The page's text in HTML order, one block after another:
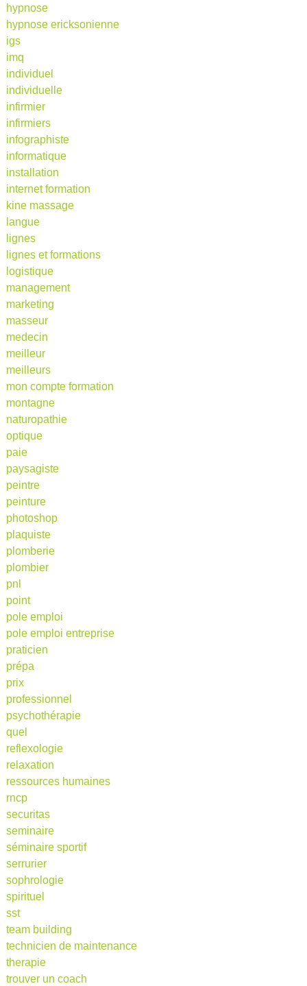
hypnose
hypnose ericksonienne
igs
imq
individuel
individuelle
infirmier
infirmiers
infographiste
informatique
installation
internet formation
kine massage
langue
lignes
lignes et formations
logistique
management
marketing
masseur
medecin
meilleur
meilleurs
mon compte formation
montagne
naturopathie
optique
paie
paysagiste
peintre
peinture
photoshop
plaquiste
plomberie
plombier
pnl
point
pole emploi
pole emploi entreprise
praticien
prépa
prix
professionnel
psychothérapie
quel
reflexologie
relaxation
ressources humaines
rncp
securitas
seminaire
séminaire sportif
serrurier
sophrologie
spirituel
sst
team building
technicien de maintenance
therapie
trouver un coach